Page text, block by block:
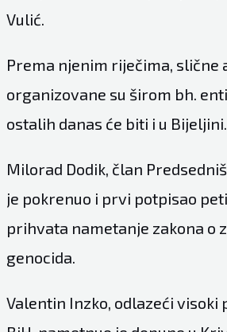
Vulić.
Prema njenim riječima, slične
organizovane su širom bh.
ostalih danas će biti i u Bijeljini.
Milorad Dodik, član
je pokrenuo i prvi potpisao
prihvata nametanje zakona o
genocida.
Valentin Inzko, odlazeći visoki